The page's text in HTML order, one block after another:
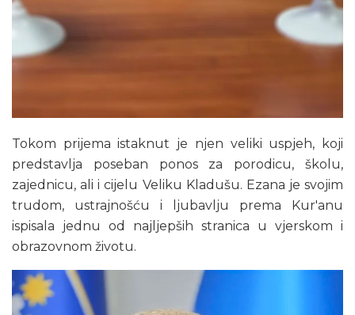
Tokom prijema istaknut je njen veliki uspjeh, koji
predstavlja poseban ponos za porodicu, školu,
zajednicu, ali i cijelu Veliku Kladušu. Ezana je svojim
trudom, ustrajnošću i ljubavlju prema Kur'anu
ispisala jednu od najljepših stranica u vjerskom i
obrazovnom životu.